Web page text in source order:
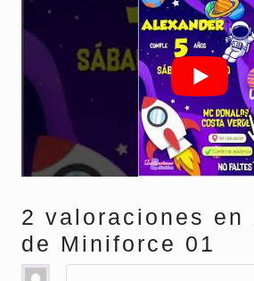
2 valoraciones en
de Miniforce 01